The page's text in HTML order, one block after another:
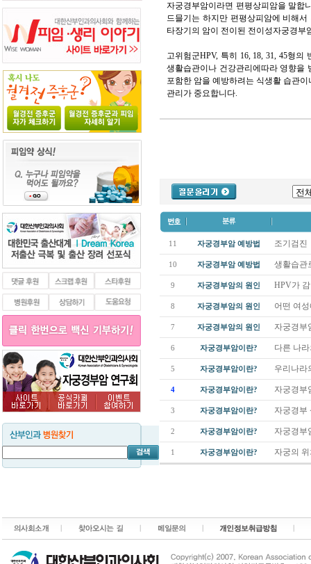
자궁경부암이라면 편평상피암을 말합
드믈기는 하지만 편평상피암에 비해
타장기의 암이 전이된 전이성자궁경부
고위험군HPV, 특히 16, 18, 31, 45형
생활습관이나 건강관리에따라 영향을
포함한 암을 예방하려는 식생활 습관
관리가 중요합니다.
11 자궁경부암 예방법 조기검진
10 자궁경부암 예방법 생활습관
9 자궁경부암의 원인 HPV가
8 자궁경부암의 원인 어떤 여
7 자궁경부암의 원인 자궁경부
6 자궁경부암이란? 다른 나
5 자궁경부암이란? 우리나라
4 자궁경부암이란? 자궁경부
3 자궁경부암이란? 자궁경부
2 자궁경부암이란? 자궁경부
1 자궁경부암이란? 자궁의